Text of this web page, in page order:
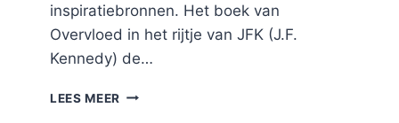
inspiratiebronnen. Het boek van
Overvloed in het rijtje van JFK (J.F.
Kennedy) de…
LEES MEER ENERGIE